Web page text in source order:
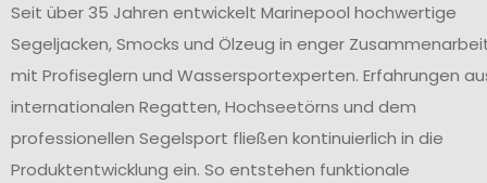
Seit über 35 Jahren entwickelt Marinepool hochwertige
Segeljacken, Smocks und Ölzeug in enger
mit Profiseglern und Wassersportexperten. Erfahrungen
internationalen Regatten, Hochseetörns und dem
professionellen Segelsport fließen kontinuierlich in die
Produktentwicklung ein. So entstehen funktionale